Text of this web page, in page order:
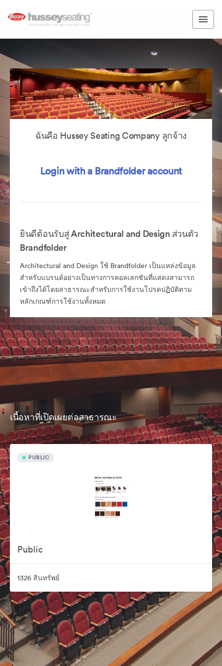
ฉันคือ Hussey Seating Company ลูกจ้าง
Login with a Brandfolder account
ยินดีต้อนรับสู่ Architectural and Design ส่วนตัว
Brandfolder
Architectural and Design ใช้ Brandfolder เป็นแหล่งข้อมูล
สำหรับแบรนด์อย่างเป็นทางการคอลเลกชันที่แสดงสามารถ
เข้าถึงได้โดยสาธารณะสำหรับการใช้งานโปรดปฏิบัติตาม
หลักเกณฑ์การใช้งานทั้งหมด
เนื้อหาที่เปิดเผยต่อสาธารณะ
PUBLIC
Public
1326 สินทรัพย์